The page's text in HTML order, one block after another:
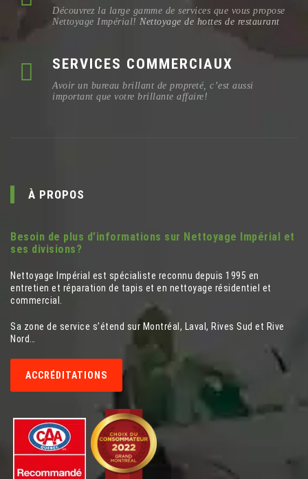
Découvrez la large gamme de services que vous propose
Nettoyage Impérial! Nettoyage de hottes de restaurant
SERVICES COMMERCIAUX
Avoir un bureau brillant de propreté, c’est aussi
important que votre brillante affaire!
À PROPOS
Besoin de plus d’informations sur Nettoyage Impérial et
ses divisions?
Nettoyage Impérial est spécialiste reconnu depuis 1995 en
entretien et réparation de tapis et en nettoyage résidentiel et
commercial.
Sa zone de service s’étend sur Montréal, Laval, Rives Sud et Rive
Nord…
ACCRÉDITATIONS